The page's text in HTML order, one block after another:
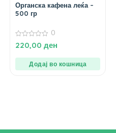
Органска кафена леќа –
500 гр
0
од
0
220,00 ден
Додај во кошница